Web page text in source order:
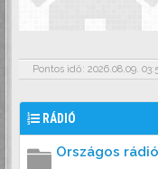
Pontos idő: 2026.08.09.
RÁDIÓ
Országos